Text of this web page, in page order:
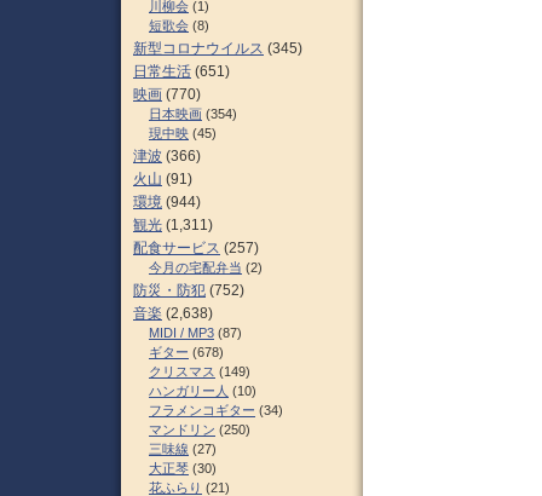
川柳会 (1)
短歌会 (8)
新型コロナウイルス (345)
日常生活 (651)
映画 (770)
日本映画 (354)
現中映 (45)
津波 (366)
火山 (91)
環境 (944)
観光 (1,311)
配食サービス (257)
今月の宅配弁当 (2)
防災・防犯 (752)
音楽 (2,638)
MIDI / MP3 (87)
ギター (678)
クリスマス (149)
ハンガリー人 (10)
フラメンコギター (34)
マンドリン (250)
三味線 (27)
大正琴 (30)
花ふらり (21)